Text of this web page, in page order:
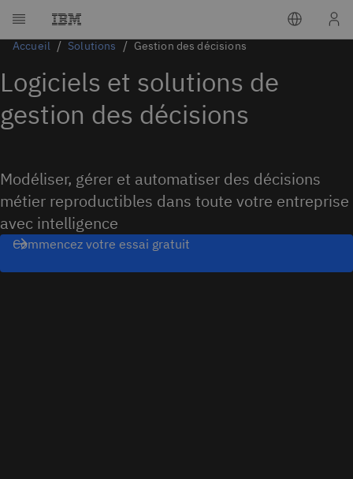
Accueil Solutions Gestion des décisions
Logiciels et solutions de
gestion des décisions
Modéliser, gérer et automatiser des décisions
métier reproductibles dans toute votre entreprise
avec intelligence
Commencez votre essai gratuit